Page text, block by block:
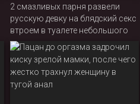
2 смазливых парня развели
русскую девку на блядский секс
втроем в туалете небольшого
кафе